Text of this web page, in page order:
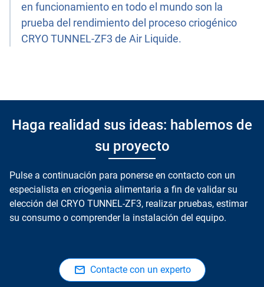
en funcionamiento en todo el mundo son la
prueba del rendimiento del proceso criogénico
CRYO TUNNEL-ZF3 de Air Liquide.
Haga realidad sus ideas: hablemos de
su proyecto
Pulse a continuación para ponerse en contacto con un
especialista en criogenia alimentaria a fin de validar su
elección del CRYO TUNNEL-ZF3, realizar pruebas, estimar
su consumo o comprender la instalación del equipo.
Contacte con un experto